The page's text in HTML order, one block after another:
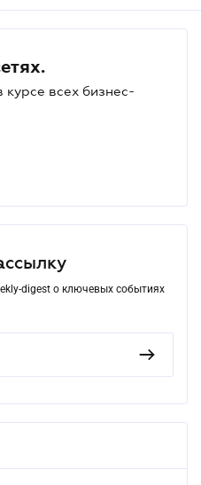
курсе всех бизнес-
digest о ключевых событиях